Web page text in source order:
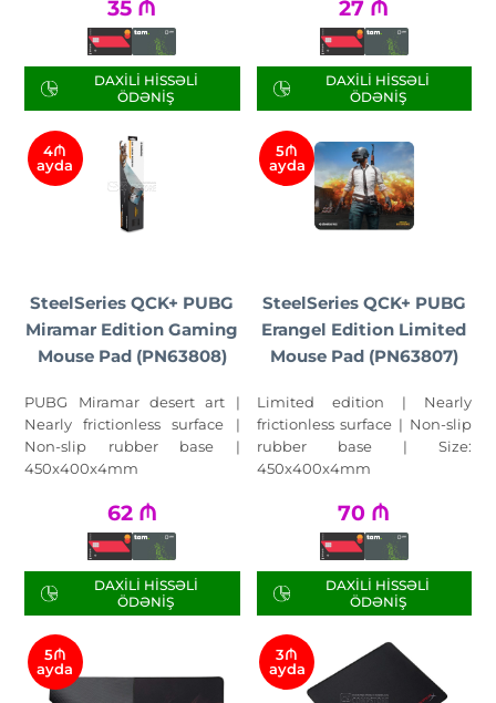
35 ₼
DAXILI HISSƏLI
ÖDƏNIŞ
27 ₼
DAXILI HISSƏLI
ÖDƏNIŞ
4₼
ayda
SteelSeries QCK+ PUBG
Miramar Edition Gaming
Mouse Pad (PN63808)
PUBG Miramar desert art |
Nearly frictionless surface |
Non-slip rubber base |
450x400x4mm
62 ₼
DAXILI HISSƏLI
ÖDƏNIŞ
5₼
ayda
SteelSeries QCK+ PUBG
Erangel Edition Limited
Mouse Pad (PN63807)
Limited edition | Nearly
frictionless surface | Non-slip
rubber base | Size:
450x400x4mm
70 ₼
DAXILI HISSƏLI
ÖDƏNIŞ
5₼
ayda
3₼
ayda